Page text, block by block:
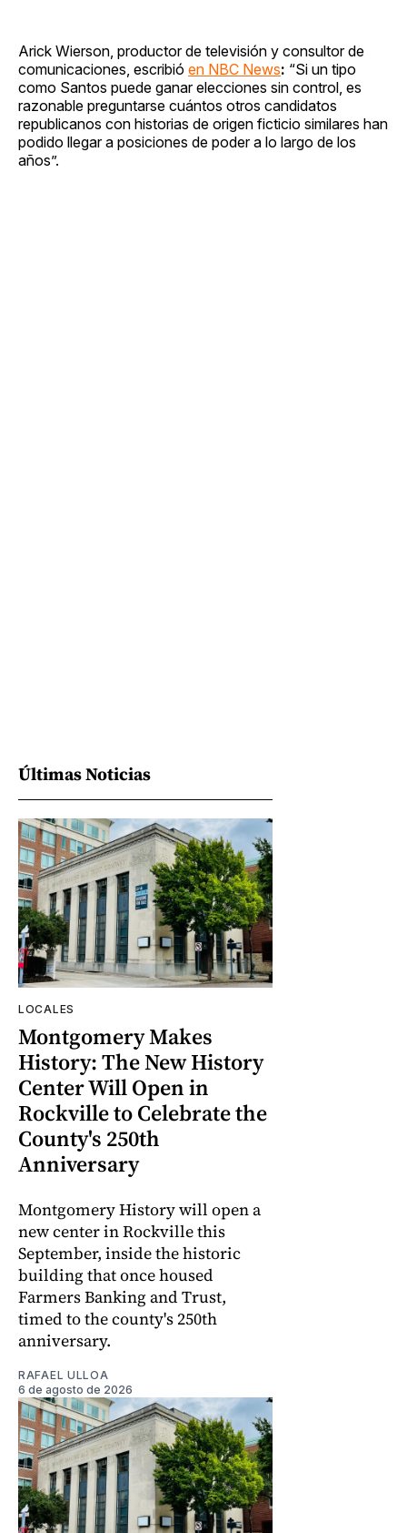
Arick Wierson, productor de televisión y consultor de
comunicaciones, escribió en NBC News: “Si un tipo
como Santos puede ganar elecciones sin control, es
razonable preguntarse cuántos otros candidatos
republicanos con historias de origen ficticio similares han
podido llegar a posiciones de poder a lo largo de los
años”.
Últimas Noticias
LOCALES
Montgomery Makes
History: The New History
Center Will Open in
Rockville to Celebrate the
County's 250th
Anniversary
Montgomery History will open a
new center in Rockville this
September, inside the historic
building that once housed
Farmers Banking and Trust,
timed to the county's 250th
anniversary.
RAFAEL ULLOA
6 de agosto de 2026